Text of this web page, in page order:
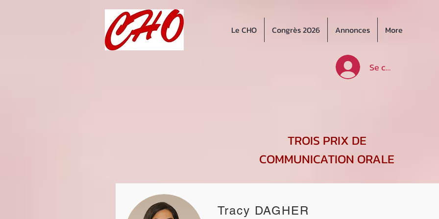
Le CHO Congrès 2026 Annonces More
Se connecter
TROIS PRIX DE
COMMUNICATION ORALE
Tracy DAGHER